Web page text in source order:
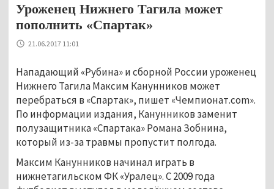
Уроженец Нижнего Тагила может
пополнить «Спартак»
21.06.2017 11:01
Нападающий «Рубина» и сборной России уроженец
Нижнего Тагила Максим Канунников может
перебраться в «Спартак», пишет «Чемпионат.com».
По информации издания, Канунников заменит
полузащитника «Спартака» Романа Зобнина,
который из-за травмы пропустит полгода.
Максим Канунников начинал играть в
нижнетагильском ФК «Уралец». С 2009 года